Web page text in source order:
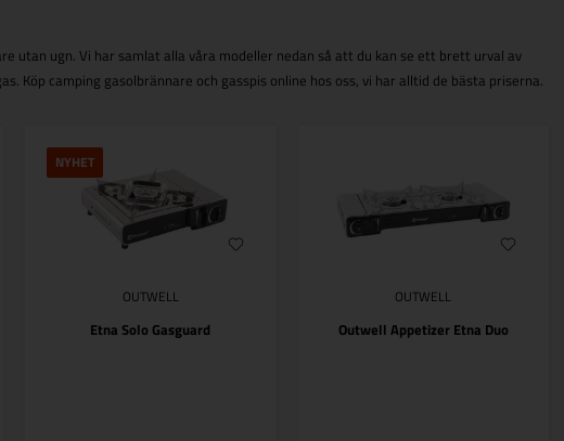
utan ugn. Vi har samlat alla våra modeller nedan så att du kan se ett brett urval av
Köp camping gasolbrännare och gasspis online hos oss, vi har alltid de bästa priserna.
NYHET
OUTWELL
Etna Solo Gasguard
OUTWELL
Outwell Appetizer Etna Duo